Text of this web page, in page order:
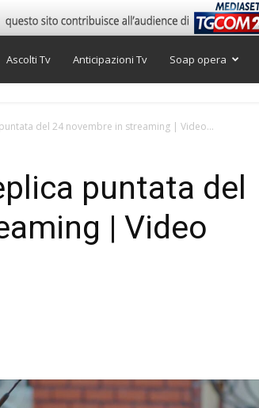
Ascolti Tv Anticipazioni Tv Soap opera
del 24 novembre in streaming | Video...
puntata del
| Video